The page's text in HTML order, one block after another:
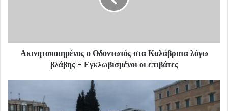
Ακινητοποιημένος ο Οδοντωτός στα Καλάβρυτα λόγω
βλάβης - Εγκλωβισμένοι οι επιβάτες